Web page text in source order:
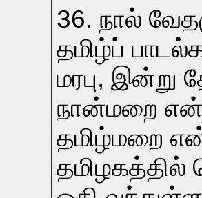
36. நால்
தமிழ்ப்
மரபு, இன்று
நான்மறை
தமிழ்மறை